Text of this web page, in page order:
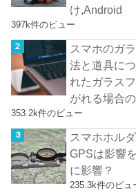
け,Android
397k件のビュー
スマホのガ
法と道具に
れたガラス
がれる場合
353.2k件のビュー
スマホホル
GPSは影響
に影響？
235.3k件のビュ